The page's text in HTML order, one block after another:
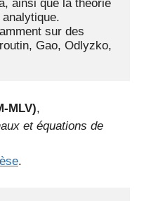
ainsi que la théorie
sur des
Gao, Odlyzko,
MLV),
et équations de
.